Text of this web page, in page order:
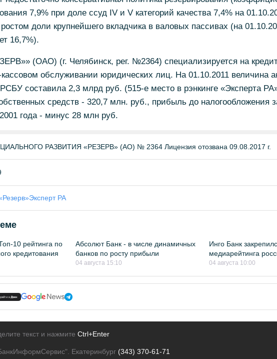
7,9% при доле ссуд IV и V категорий качества 7,4% на
доли крупнейшего вкладчика в валовых пассивах (на
16,7%).
(ОАО) (г. Челябинск, рег. №2364) специализируется на
кассовом обслуживании юридических лиц. На 01.10.2011 величина
составила 2,3 млрд руб. (515-е место в рэнкинге «Эксперта
средств - 320,7 млн. руб., прибыль до налогообложения
года - минус 28 млн руб.
РАЗВИТИЯ «РЕЗЕРВ» (АО) № 2364 Лицензия отозвана 09.08.2017 г.
Эксперт РА
10 рейтинга по
кредитования
Абсолют Банк - в числе динамичных
банков по росту прибыли
04 августа 15:10
Инго Банк
медиарейтинга
04 августа 10:00
текст и нажмите Ctrl+Enter
Екатеринбург (343) 370-61-71